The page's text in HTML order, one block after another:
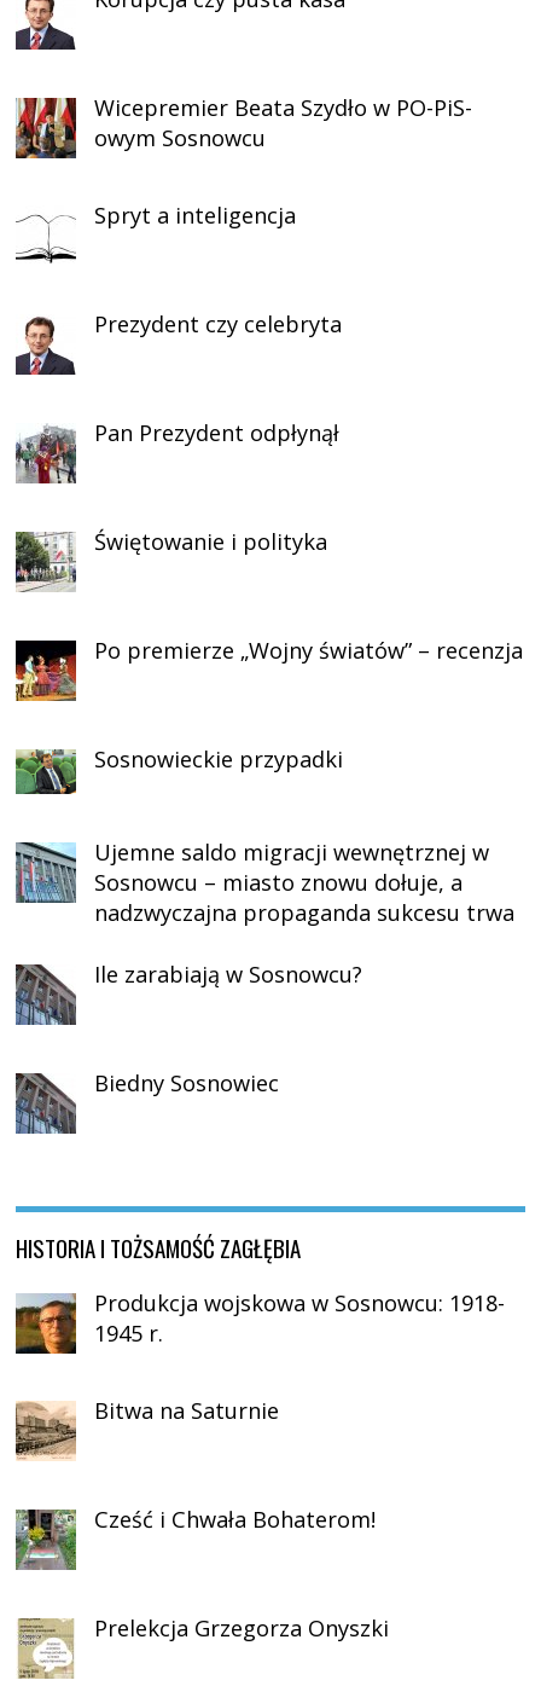
Wicepremier Beata Szydło w PO-PiS-
owym Sosnowcu
Spryt a inteligencja
Prezydent czy celebryta
Pan Prezydent odpłynął
Świętowanie i polityka
Po premierze „Wojny światów” – recenzja
Sosnowieckie przypadki
Ujemne saldo migracji wewnętrznej w
Sosnowcu – miasto znowu dołuje, a
nadzwyczajna propaganda sukcesu trwa
Ile zarabiają w Sosnowcu?
Biedny Sosnowiec
HISTORIA I TOŻSAMOŚĆ ZAGŁĘBIA
Produkcja wojskowa w Sosnowcu: 1918-
1945 r.
Bitwa na Saturnie
Cześć i Chwała Bohaterom!
Prelekcja Grzegorza Onyszki